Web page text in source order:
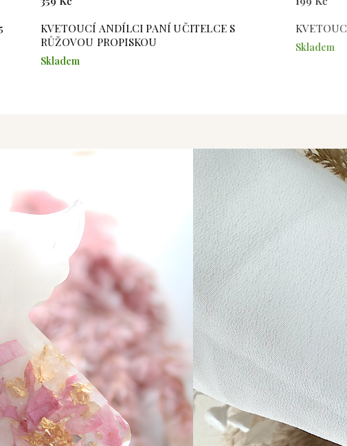
KVETOUCÍ ANDÍLCI PANÍ UČITELCE S
RŮŽOVOU PROPISKOU
Skladem
Skladem